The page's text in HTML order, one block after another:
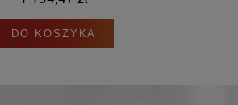
DO KOSZYKA